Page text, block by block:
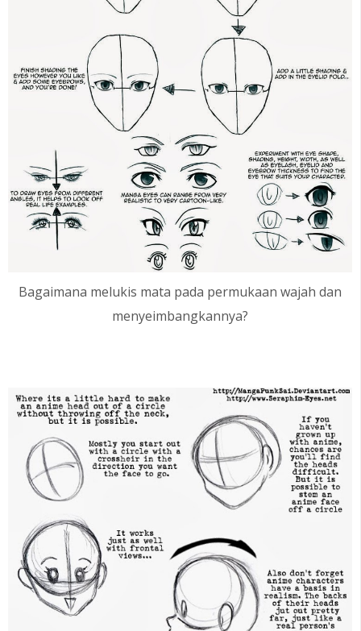
Bagaimana melukis mata pada permukaan wajah dan
menyeimbangkannya?